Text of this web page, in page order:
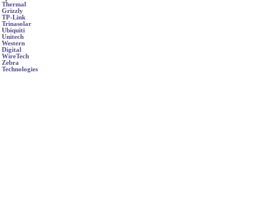
Thermal
Grizzly
TP-Link
Trinasolar
Ubiquiti
Unitech
Western
Digital
WireTech
Zebra
Technologies